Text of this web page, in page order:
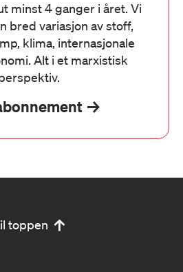
minst 4 ganger i året. Vi
bred variasjon av stoff,
klima, internasjonale
Alt i et marxistisk
toppen